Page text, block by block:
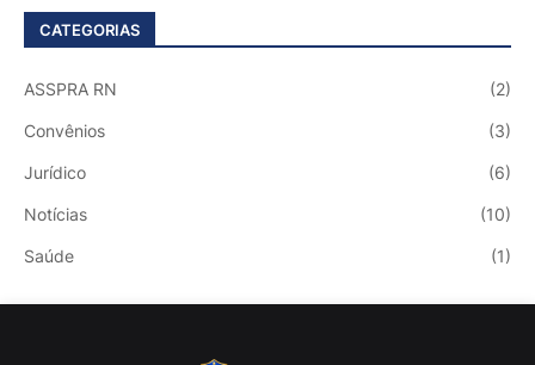
CATEGORIAS
ASSPRA RN (2)
Convênios (3)
Jurídico (6)
Notícias (10)
Saúde (1)